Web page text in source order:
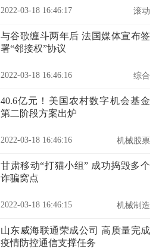
2022-03-18 16:46:17 滚动
与谷歌缠斗两年后 法国媒体宣布签
署“邻接权”协议
2022-03-18 16:46:16 综合
40.6亿元！美国农村数字机会基金
第二阶段方案出炉
2022-03-18 16:46:16 机械股票
甘肃移动“打猫小组” 成功捣毁多个
诈骗窝点
2022-03-18 16:46:15 机械制造
山东威海联通荣成公司 高质量完成
疫情防控通信支撑任务